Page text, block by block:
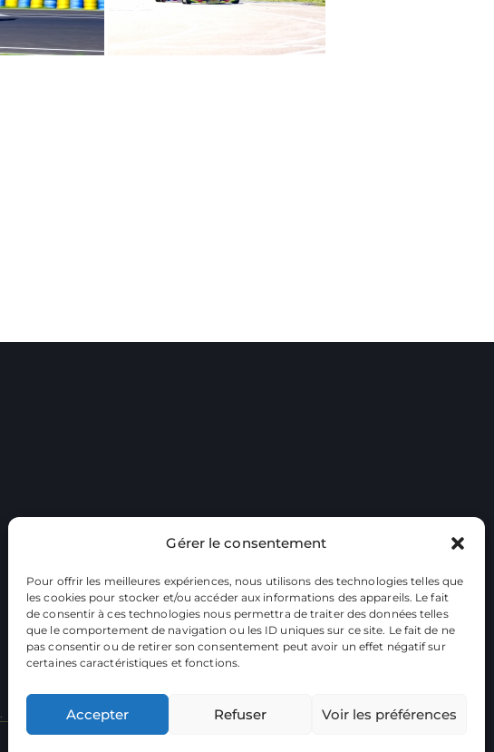
Gérer le consentement
Pour offrir les meilleures expériences, nous utilisons des technologies telles que
les cookies pour stocker et/ou accéder aux informations des appareils. Le fait
de consentir à ces technologies nous permettra de traiter des données telles
que le comportement de navigation ou les ID uniques sur ce site. Le fait de ne
pas consentir ou de retirer son consentement peut avoir un effet négatif sur
certaines caractéristiques et fonctions.
Accepter Refuser Voir les préférences